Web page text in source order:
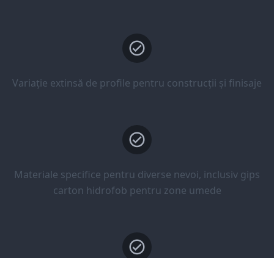
Variație extinsă de profile pentru construcții și finisaje
Materiale specifice pentru diverse nevoi, inclusiv gips
carton hidrofob pentru zone umede